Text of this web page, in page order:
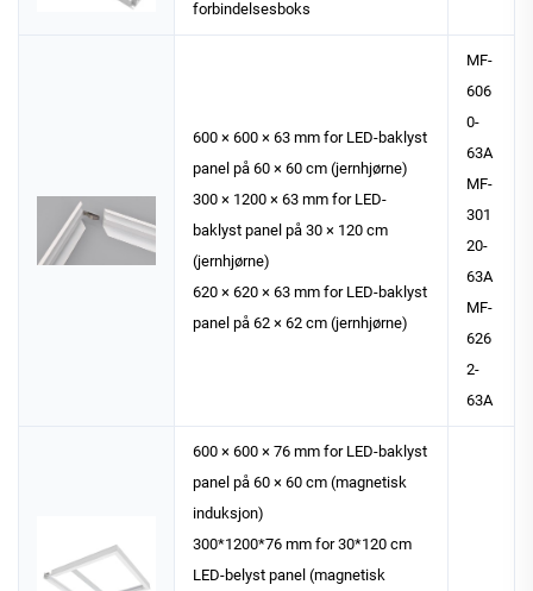
forbindelsesboks
600 × 600 × 63 mm for LED-baklyst
panel på 60 × 60 cm (jernhjørne)
300 × 1200 × 63 mm for LED-
baklyst panel på 30 × 120 cm
(jernhjørne)
620 × 620 × 63 mm for LED-baklyst
panel på 62 × 62 cm (jernhjørne)
MF-
606
0-
63A
MF-
301
20-
63A
MF-
626
2-
63A
600 × 600 × 76 mm for LED-baklyst
panel på 60 × 60 cm (magnetisk
induksjon)
300*1200*76 mm for 30*120 cm
LED-belyst panel (magnetisk